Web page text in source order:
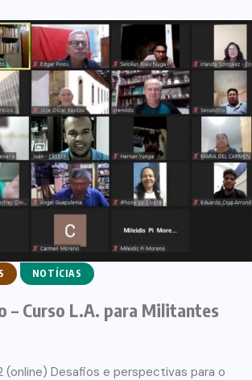
NOTÍCIAS
– Curso L.A. para Militantes
(online) Desafios e perspectivas para o